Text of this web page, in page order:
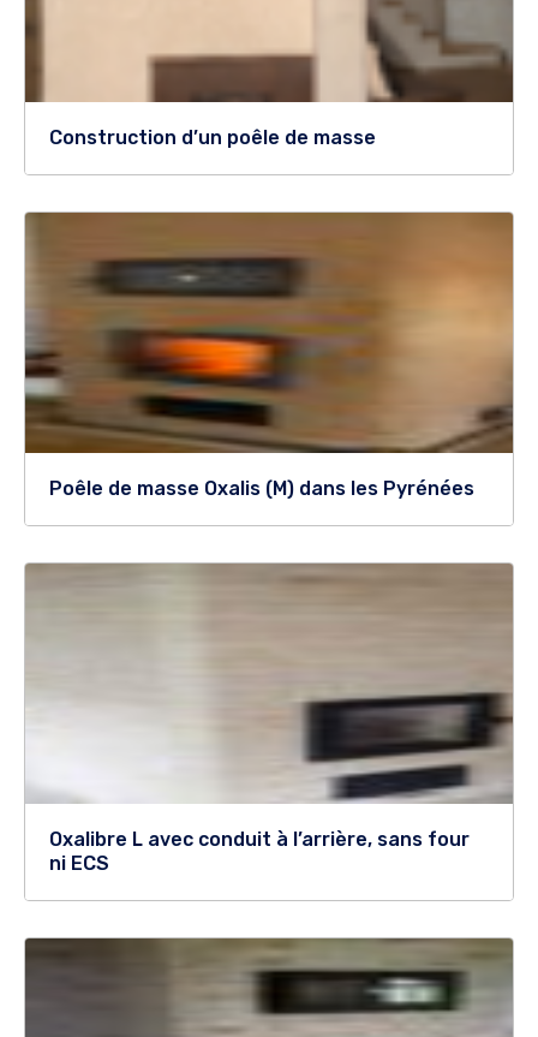
Construction d’un poêle de masse
Poêle de masse Oxalis (M) dans les Pyrénées
Oxalibre L avec conduit à l’arrière, sans four
ni ECS